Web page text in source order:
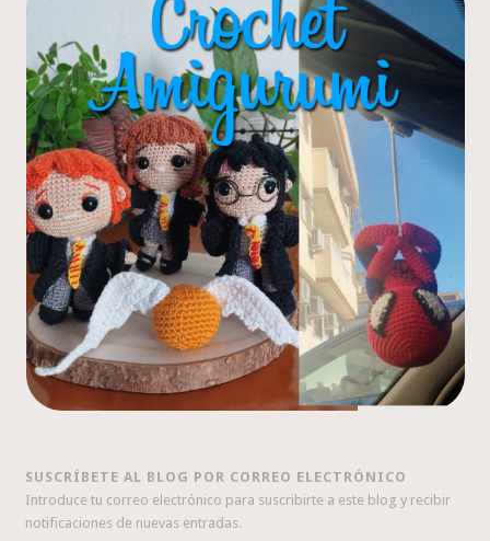
SUSCRÍBETE AL BLOG POR CORREO ELECTRÓNICO
Introduce tu correo electrónico para suscribirte a este blog y recibir
notificaciones de nuevas entradas.